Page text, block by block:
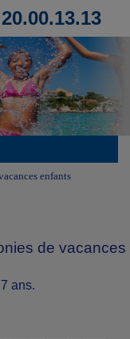
enfants
de vacances
ans.